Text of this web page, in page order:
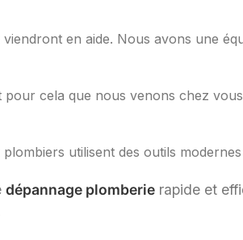
en aide. Nous avons une
pour cela que nous venons chez
utilisent des outils
dépannage plomberie rapide et